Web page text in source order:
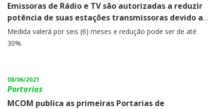
Emissoras de Rádio e TV são autorizadas a reduzir
potência de suas estações transmissoras devido a
crise hídrica.
Medida valerá por seis (6) meses e redução pode ser de até
30%.
08/06/2021
Portarias
MCOM publica as primeiras Portarias de